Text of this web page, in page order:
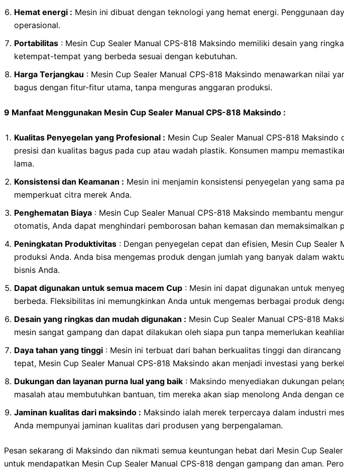
Hemat energi : Mesin ini dibuat dengan teknologi yang hemat energi. Penggunaan
operasional.
Portabilitas : Mesin Cup Sealer Manual CPS-818 Maksindo memiliki desain yang
ketempat-tempat yang berbeda sesuai dengan kebutuhan.
Harga Terjangkau : Mesin Cup Sealer Manual CPS-818 Maksindo menawarkan nilai
bagus dengan fitur-fitur utama, tanpa menguras anggaran produksi.
9 Manfaat Menggunakan Mesin Cup Sealer Manual CPS-818 Maksindo :
Kualitas Penyegelan yang Profesional : Mesin Cup Sealer Manual CPS-818
presisi dan kualitas bagus pada cup atau wadah plastik. Konsumen mampu
lama.
Konsistensi dan Keamanan : Mesin ini menjamin konsistensi penyegelan yang sama
memperkuat citra merek Anda.
Penghematan Biaya : Mesin Cup Sealer Manual CPS-818 Maksindo membantu
otomatis, Anda dapat menghindari pemborosan bahan kemasan dan memaksimalkan
Peningkatan Produktivitas : Dengan penyegelan cepat dan efisien, Mesin Cup
produksi Anda. Anda bisa mengemas produk dengan jumlah yang banyak dalam
bisnis Anda.
Dapat digunakan untuk semua macem Cup : Mesin ini dapat digunakan untuk
berbeda. Fleksibilitas ini memungkinkan Anda untuk mengemas berbagai produk
Desain yang ringkas dan mudah digunakan : Mesin Cup Sealer Manual CPS-818
mesin sangat gampang dan dapat dilakukan oleh siapa pun tanpa memerlukan
Daya tahan yang tinggi : Mesin ini terbuat dari bahan berkualitas tinggi dan
tepat, Mesin Cup Sealer Manual CPS-818 Maksindo akan menjadi investasi yang
Dukungan dan layanan purna lual yang baik : Maksindo menyediakan dukungan
masalah atau membutuhkan bantuan, tim mereka akan siap menolong Anda dengan
Jaminan kualitas dari maksindo : Maksindo ialah merek terpercaya dalam industri
Anda mempunyai jaminan kualitas dari produsen yang berpengalaman.
Pesan sekarang di Maksindo dan nikmati semua keuntungan hebat dari Mesin Cup
untuk mendapatkan Mesin Cup Sealer Manual CPS-818 dengan gampang dan aman.